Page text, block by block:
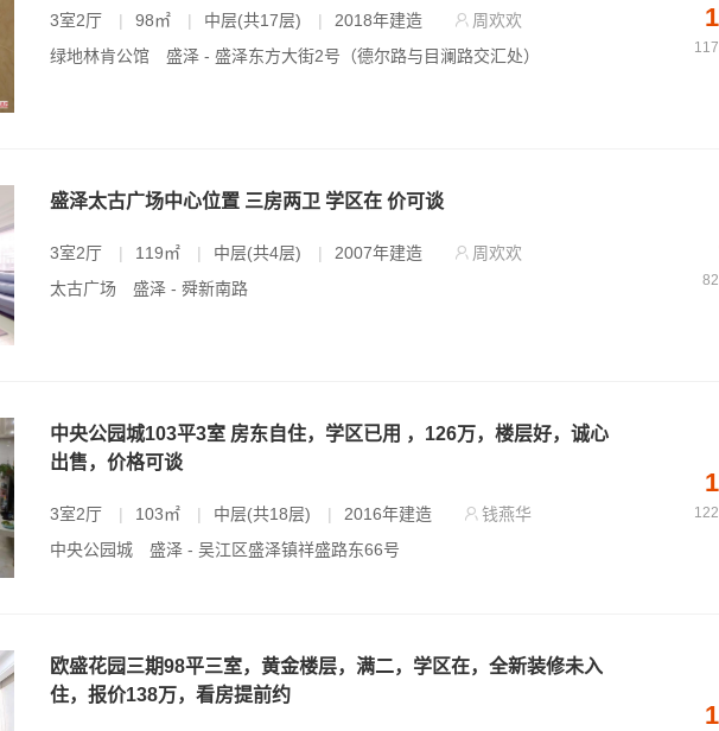
3室2厅 | 98㎡ | 中层(共17层) | 2018年建造
周欢欢
绿地林肯公馆
盛泽 - 盛泽东方大街2号（德尔路与目澜路交汇处）
盛泽太古广场中心位置 三房两卫 学区在 价可谈
3室2厅 | 119㎡ | 中层(共4层) | 2007年建造
周欢欢
太古广场
盛泽 - 舜新南路
中央公园城103平3室 房东自住，学区已用 ，126万，楼层好，诚心
出售，价格可谈
3室2厅 | 103㎡ | 中层(共18层) | 2016年建造
钱燕华
中央公园城
盛泽 - 吴江区盛泽镇祥盛路东66号
欧盛花园三期98平三室，黄金楼层，满二，学区在，全新装修未入
住，报价138万，看房提前约